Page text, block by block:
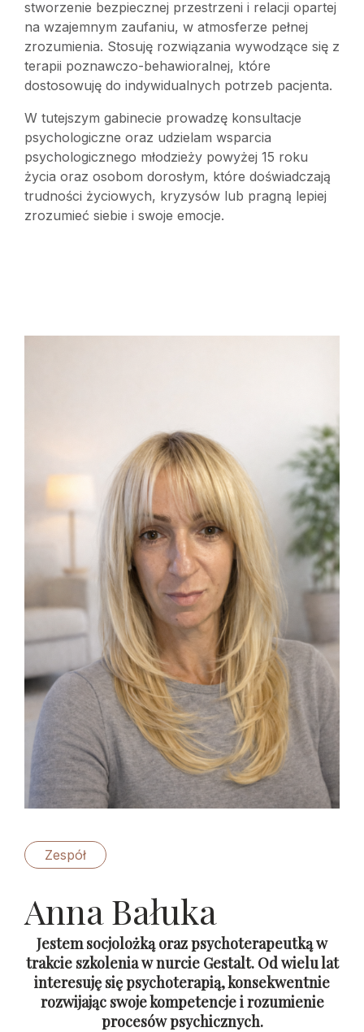
stworzenie bezpiecznej przestrzeni i relacji opartej
na wzajemnym zaufaniu, w atmosferze pełnej
zrozumienia. Stosuję rozwiązania wywodzące się z
terapii poznawczo-behawioralnej, które
dostosowuję do indywidualnych potrzeb pacjenta.
W tutejszym gabinecie prowadzę konsultacje
psychologiczne oraz udzielam wsparcia
psychologicznego młodzieży powyżej 15 roku
życia oraz osobom dorosłym, które doświadczają
trudności życiowych, kryzysów lub pragną lepiej
zrozumieć siebie i swoje emocje.
Zespół
Anna Bałuka
Jestem socjolożką oraz psychoterapeutką w
trakcie szkolenia w nurcie Gestalt. Od wielu lat
interesuję się psychoterapią, konsekwentnie
rozwijając swoje kompetencje i rozumienie
procesów psychicznych.